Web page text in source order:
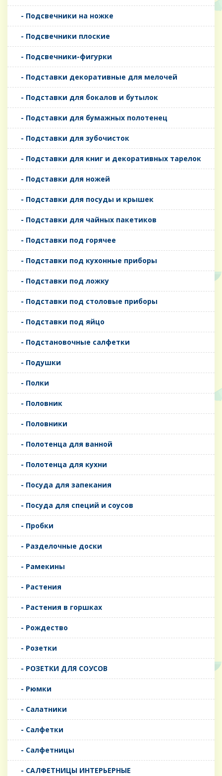
- Подсвечники на ножке
- Подсвечники плоские
- Подсвечники-фигурки
- Подставки декоративные для мелочей
- Подставки для бокалов и бутылок
- Подставки для бумажных полотенец
- Подставки для зубочисток
- Подставки для книг и декоративных тарелок
- Подставки для ножей
- Подставки для посуды и крышек
- Подставки для чайных пакетиков
- Подставки под горячее
- Подставки под кухонные приборы
- Подставки под ложку
- Подставки под столовые приборы
- Подставки под яйцо
- Подстановочные салфетки
- Подушки
- Полки
- Половник
- Половники
- Полотенца для ванной
- Полотенца для кухни
- Посуда для запекания
- Посуда для специй и соусов
- Пробки
- Разделочные доски
- Рамекины
- Растения
- Растения в горшках
- Рождество
- Розетки
- РОЗЕТКИ ДЛЯ СОУСОВ
- Рюмки
- Салатники
- Салфетки
- Салфетницы
- САЛФЕТНИЦЫ ИНТЕРЬЕРНЫЕ